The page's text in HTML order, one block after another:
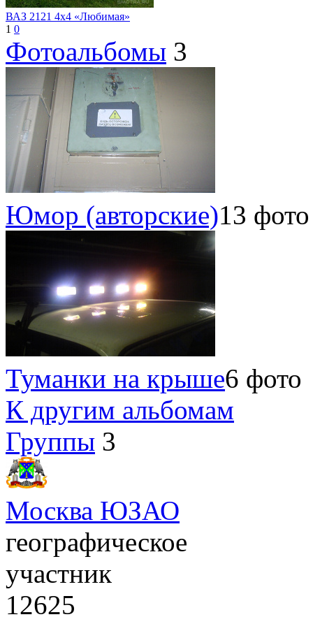
ВАЗ 2121 4x4 «Любимая»
1 0
Фотоальбомы 3
Юмор (авторские)13 фото
Туманки на крыше6 фото
К другим альбомам
Группы 3
Москва ЮЗАО
географическое
участник
12625